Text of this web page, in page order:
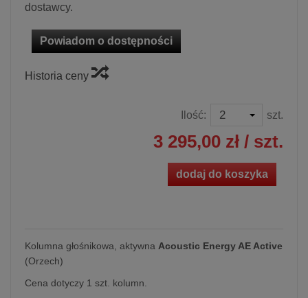
dostawcy.
Powiadom o dostępności
Historia ceny
Ilość: szt.
3 295,00 zł / szt.
dodaj do koszyka
Kolumna głośnikowa, aktywna Acoustic Energy AE Active
(Orzech)
Cena dotyczy 1 szt. kolumn.